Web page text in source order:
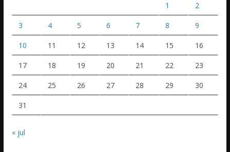
1 2
3 4 5 6 7 8 9
10 11 12 13 14 15 16
17 18 19 20 21 22 23
24 25 26 27 28 29 30
31
« jul